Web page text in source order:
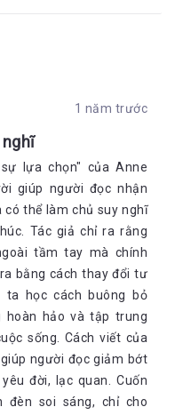
1 năm trước
lựa chọn" của Anne
giúp người đọc nhận
thể làm chủ suy nghĩ
Tác giả chỉ ra rằng
tầm tay mà chính
bằng cách thay đổi tư
ta học cách buông bỏ
hoàn hảo và tập trung
sống. Cách viết của
người đọc giảm bớt
đời, lạc quan. Cuốn
soi sáng, chỉ cho